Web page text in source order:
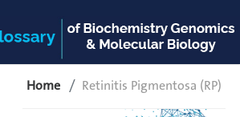
Home Retinitis Pigmentosa (RP)